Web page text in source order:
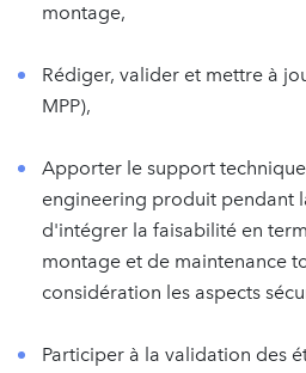
montage,
Rédiger, valider et mettre à
MPP),
Apporter le support
engineering produit pendant
d'intégrer la faisabilité en
montage et de maintenance
considération les aspects
Participer à la validation des